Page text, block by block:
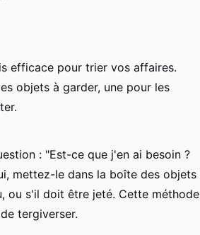
efficace pour trier vos affaires.
objets à garder, une pour les
: "Est-ce que j'en ai besoin ?
mettez-le dans la boîte des objets
ou s'il doit être jeté. Cette méthode
tergiverser.